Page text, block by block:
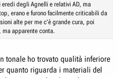
degli Agnelli e relativi AD, ma
erano e furono facilmente criticabili da
alte per me c'è grande cura, poi
apparente conta.
tonale ho trovato qualità inferiore
quanto riguarda i materiali del